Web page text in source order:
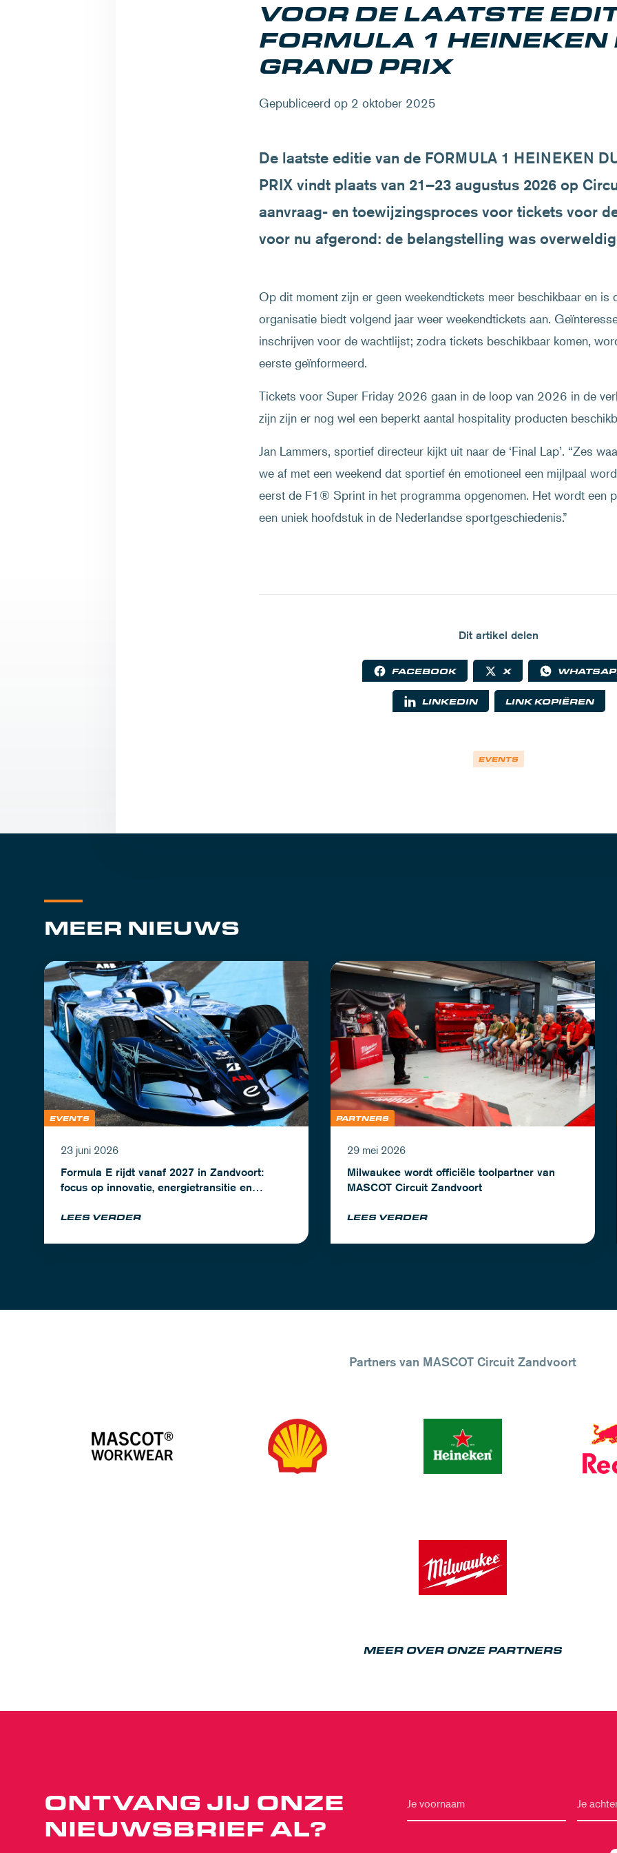
VOOR DE LAATSTE
FORMULA 1 HEINEKEN
GRAND PRIX
Gepubliceerd op 2 oktober 2025
De laatste editie van de FORMULA 1 HEINEKEN
PRIX vindt plaats van 21–23 augustus 2026 op
aanvraag- en toewijzingsproces voor tickets voor
voor nu afgerond: de belangstelling was
Op dit moment zijn er geen weekendtickets meer beschikbaar en is
organisatie biedt volgend jaar weer weekendtickets aan.
inschrijven voor de wachtlijst; zodra tickets beschikbaar komen,
eerste geïnformeerd.
Tickets voor Super Friday 2026 gaan in de loop van 2026 in de
zijn zijn er nog wel een beperkt aantal hospitality producten
Jan Lammers, sportief directeur kijkt uit naar de ‘Final Lap’. “Zes
we af met een weekend dat sportief én emotioneel een mijlpaal
eerst de F1® Sprint in het programma opgenomen. Het wordt een
een uniek hoofdstuk in de Nederlandse sportgeschiedenis.”
Dit artikel delen
FACEBOOK X
LINKEDIN LINK KOPIËREN
EVENTS
MEER NIEUWS
EVENTS
23 juni 2026
Formula E rijdt vanaf 2027 in Zandvoort:
focus op innovatie, energietransitie en
LEES VERDER
PARTNERS
29 mei 2026
Milwaukee wordt officiële toolpartner van
MASCOT Circuit Zandvoort
LEES VERDER
Partners van MASCOT Circuit Zandvoort
MEER OVER ONZE PARTNERS
ONTVANG JIJ ONZE
NIEUWSBRIEF AL?